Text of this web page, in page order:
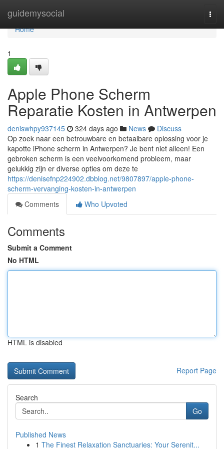
guidemysocial
Home
Home
1
Apple Phone Scherm
Reparatie Kosten in Antwerpen
deniswhpy937145 324 days ago News
Discuss
Op zoek naar een betrouwbare en betaalbare oplossing voor je
kapotte iPhone scherm in Antwerpen? Je bent niet alleen! Een
gebroken scherm is een veelvoorkomend probleem, maar
gelukkig zijn er diverse opties om deze te
https://denisefnp224902.dbblog.net/9807897/apple-phone-
scherm-vervanging-kosten-in-antwerpen
Comments
Who Upvoted
Comments
Submit a Comment
No HTML
HTML is disabled
Report Page
Search
Go
Published News
1 The Finest Relaxation Sanctuaries: Your Serenit...